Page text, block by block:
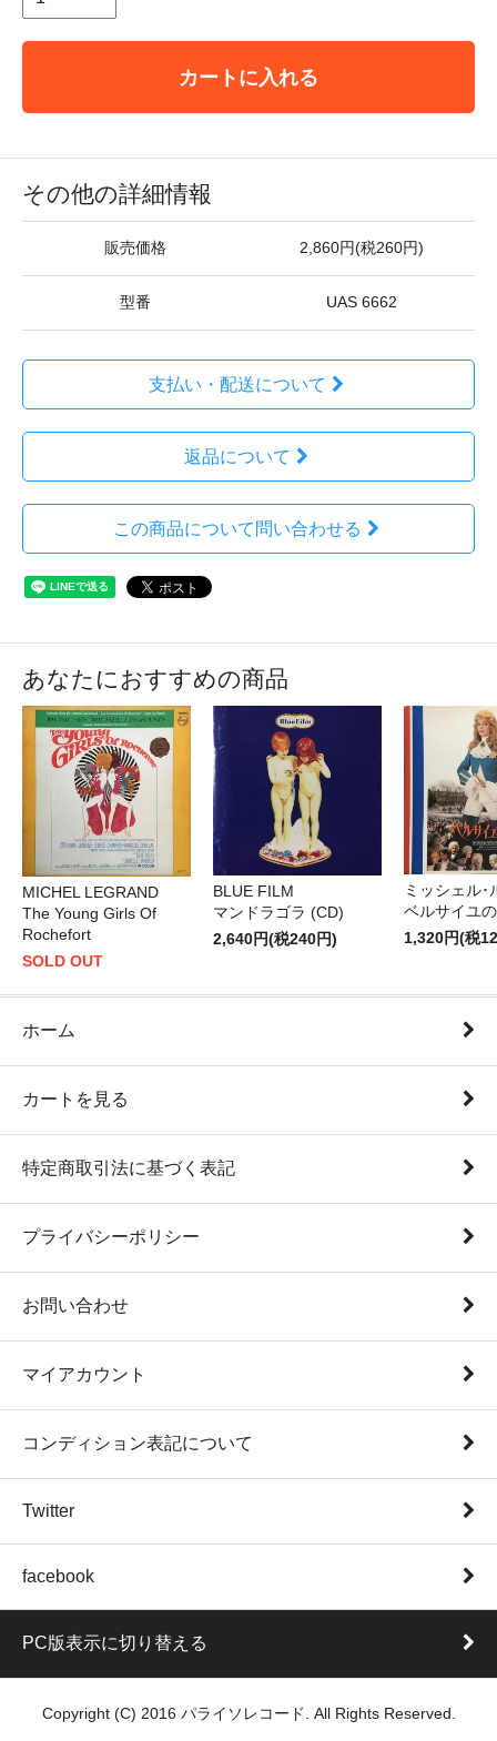
カートに入れる
その他の詳細情報
販売価格 2,860円(税260円)
型番 UAS 6662
支払い・配送について
返品について
この商品について問い合わせる
あなたにおすすめの商品
MICHEL LEGRAND
The Young Girls Of
Rochefort
SOLD OUT
BLUE FILM
マンドラゴラ (CD)
2,640円(税240円)
ミッシェル･
ベルサイユ
1,320円(税
ホーム
カートを見る
特定商取引法に基づく表記
プライバシーポリシー
お問い合わせ
マイアカウント
コンディション表記について
Twitter
facebook
PC版表示に切り替える
Copyright (C) 2016 パライソレコード. All Rights Reserved.